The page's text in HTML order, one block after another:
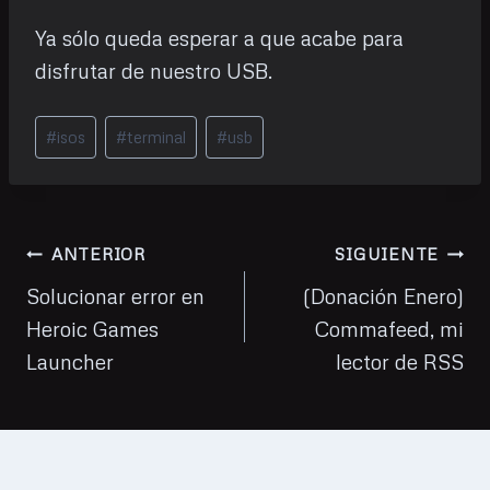
Ya sólo queda esperar a que acabe para
disfrutar de nuestro USB.
Etiquetas
de
#isos #terminal #usb
Navegación
de
entradas
ANTERIOR
Solucionar error en
Heroic Games
Launcher
SIGUIENTE
(Donación Enero)
Commafeed, mi
lector de RSS